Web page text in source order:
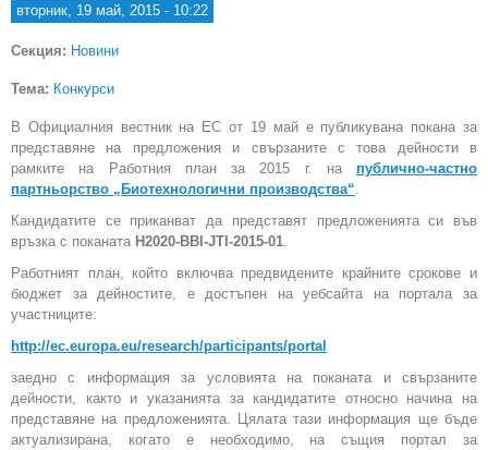
вторник, 19 май, 2015 - 10:22
Секция: Новини
Тема: Конкурси
В Официалния вестник на ЕС от 19 май е публикувана покана за
представяне на предложения и свързаните с това дейности в
рамките на Работния план за 2015 г. на публично-частно
партньорство „Биотехнологични производства“
Кандидатите се приканват да представят предложенията си във
връзка с поканата H2020-BBI-JTI-2015-01
Работният план, който включва предвидените крайните срокове и
бюджет за дейностите, е достъпен на уебсайта на портала за
участниците:
http://ec.europa.eu/research/participants/portal
заедно с информация за условията на поканата и свързаните
дейности, както и указанията за кандидатите относно начина на
представяне на предложенията. Цялата тази информация ще бъде
актуализирана, когато е необходимо, на същия портал за